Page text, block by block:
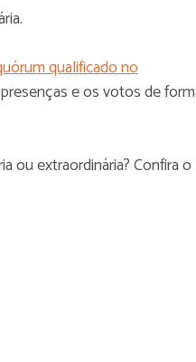
qualificado no
e os votos de
ou extraordinária? Confira o